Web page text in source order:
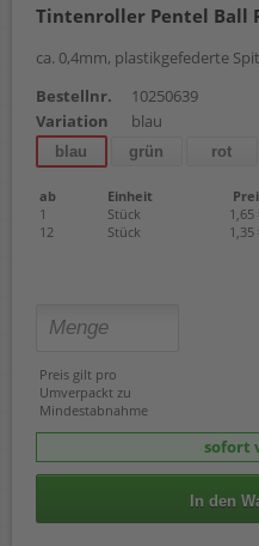
Tintenroller Pentel Ball
ca. 0,4mm, plastikgefederte
Bestellnr.
10250639
Variation
blau
blau grün rot
ab Einheit
1
Stück
1,65
12
Stück 1,35
Preis gilt pro
Umverpackt zu
Mindestabnahme
sofort
In den